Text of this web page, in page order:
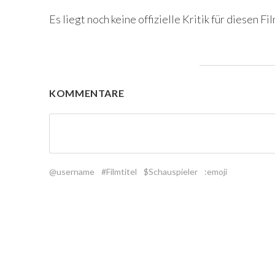
Es liegt noch keine offizielle Kritik für diesen
KOMMENTARE
@username #Filmtitel $Schauspieler :emoji